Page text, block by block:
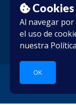
Cookies
Al navegar
el uso de
nuestra
OK